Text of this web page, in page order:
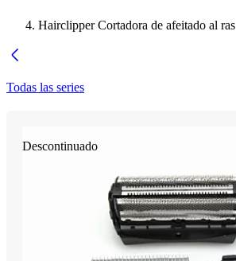
Hairclipper Cortadora de afeitado al ras
Todas las series
Descontinuado